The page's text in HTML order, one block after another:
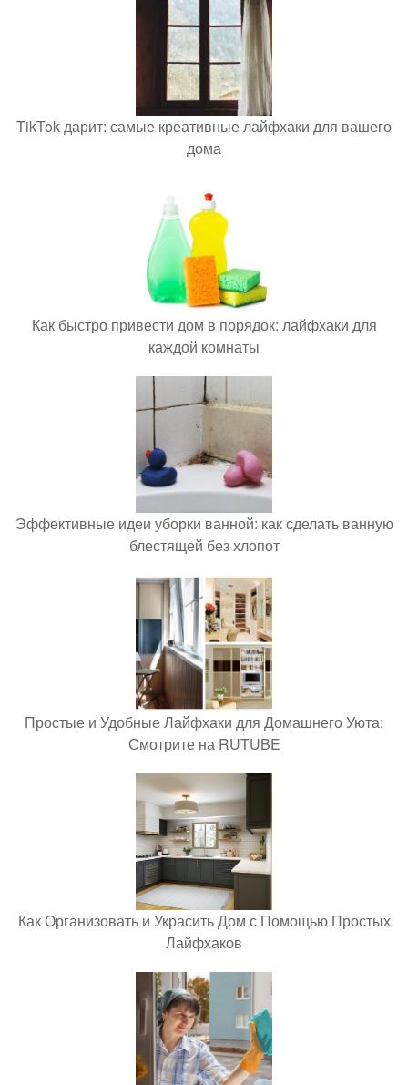
TikTok дарит: самые креативные лайфхаки для вашего
дома
Как быстро привести дом в порядок: лайфхаки для
каждой комнаты
Эффективные идеи уборки ванной: как сделать ванную
блестящей без хлопот
Простые и Удобные Лайфхаки для Домашнего Уюта:
Смотрите на RUTUBE
Как Организовать и Украсить Дом с Помощью Простых
Лайфхаков